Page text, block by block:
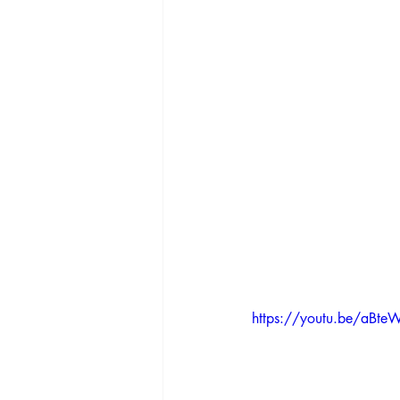
https://youtu.be/